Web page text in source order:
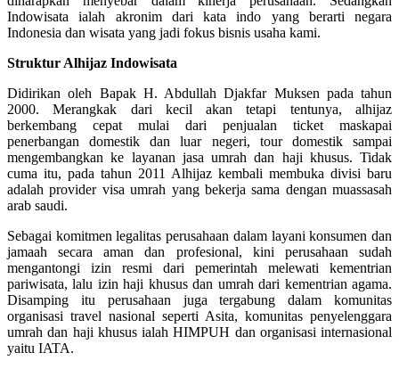
Indowisata ialah akronim dari kata indo yang berarti negara
Indonesia dan wisata yang jadi fokus bisnis usaha kami.
Struktur Alhijaz Indowisata
Didirikan oleh Bapak H. Abdullah Djakfar Muksen pada tahun
2000. Merangkak dari kecil akan tetapi tentunya, alhijaz
berkembang cepat mulai dari penjualan ticket maskapai
penerbangan domestik dan luar negeri, tour domestik sampai
mengembangkan ke layanan jasa umrah dan haji khusus. Tidak
cuma itu, pada tahun 2011 Alhijaz kembali membuka divisi baru
adalah provider visa umrah yang bekerja sama dengan muassasah
arab saudi.
Sebagai komitmen legalitas perusahaan dalam layani konsumen dan
jamaah secara aman dan profesional, kini perusahaan sudah
mengantongi izin resmi dari pemerintah melewati kementrian
pariwisata, lalu izin haji khusus dan umrah dari kementrian agama.
Disamping itu perusahaan juga tergabung dalam komunitas
organisasi travel nasional seperti Asita, komunitas penyelenggara
umrah dan haji khusus ialah HIMPUH dan organisasi internasional
yaitu IATA.